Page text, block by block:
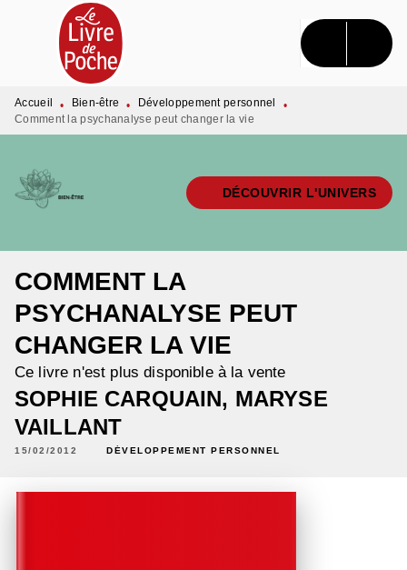
MENU RECHERCHE CONTENU
PIED DE PAGE
Accueil • Bien-être • Développement personnel
•
Comment la psychanalyse peut changer la vie
DÉCOUVRIR L'UNIVERS
COMMENT LA
PSYCHANALYSE PEUT
CHANGER LA VIE
Ce livre n'est plus disponible à la vente
SOPHIE CARQUAIN, MARYSE
VAILLANT
15/02/2012 DÉVELOPPEMENT PERSONNEL